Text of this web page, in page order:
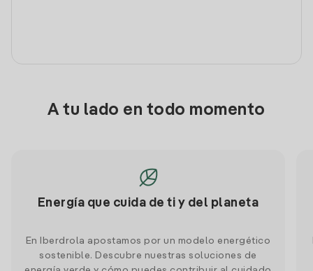
A tu lado en todo momento
Energía que cuida de ti y del planeta
En Iberdrola apostamos por un modelo energético
sostenible. Descubre nuestras soluciones de